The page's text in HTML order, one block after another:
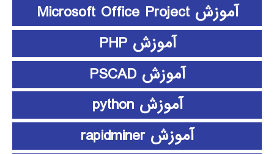
آموزش Microsoft Office Project
آموزش PHP
آموزش PSCAD
آموزش python
آموزش rapidminer